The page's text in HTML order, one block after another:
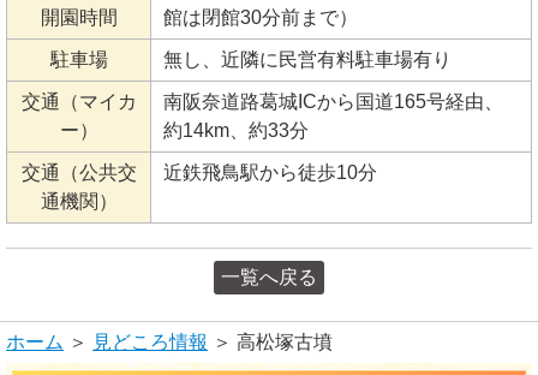
開園時間
館は閉館30分前まで）
駐車場 無し、近隣に民営有料駐車場有り
交通（マイカ
ー）
南阪奈道路葛城ICから国道165号経由、
約14km、約33分
交通（公共交
通機関）
近鉄飛鳥駅から徒歩10分
一覧へ戻る
ホーム ＞ 見どころ情報 ＞ 高松塚古墳